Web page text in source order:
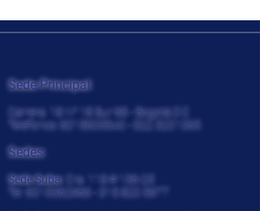
Sede Principal:
Carrera. 18 N° 18 Sur 68 - Bogotá D.C
Teléfonos: 6015605540 - 322 3201065
Sedes:
Sede Suba: Cra. 118 # 136-25
Tel: 6015362966 - 315 820 5977